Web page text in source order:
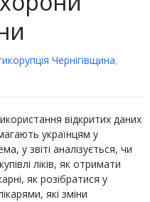
Чернігівщина,
відкритих даних
українцям у
у звіті аналізується, чи
ліків, як отримати
як розібратися у
які зміни